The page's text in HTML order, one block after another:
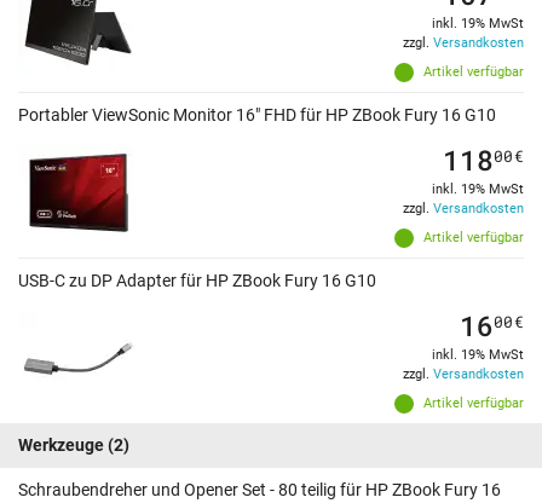
Artikel verfügbar
inkl. 19% MwSt
zzgl. Versandkosten
Portabler ViewSonic Monitor 16" FHD für HP ZBook Fury 16 G10
Artikel verfügbar
11800€
inkl. 19% MwSt
zzgl. Versandkosten
USB-C zu DP Adapter für HP ZBook Fury 16 G10
Artikel verfügbar
1600€
inkl. 19% MwSt
zzgl. Versandkosten
Werkzeuge(2)
Schraubendreher und Opener Set - 80 teilig für HP ZBook Fury 16